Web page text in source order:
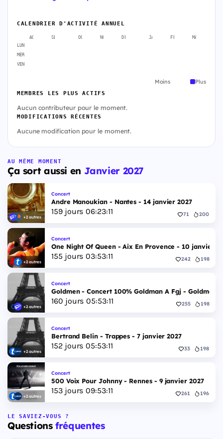
CALENDRIER D'ACTIVITÉ ANNUEL
AOÛT SEPT. OCT. NOV. DÉC. JANV. FÉVR. MARS
LUN
MER
VEN
Moins Plus
MEMBRES LES PLUS ACTIFS
Aucun contributeur pour le moment.
MODIFICATIONS RÉCENTES
Aucune modification pour le moment.
AU MÊME MOMENT
Ça sort aussi en Janvier 2027
+2 autres
Concert
Andre Manoukian - Nantes - 14 janvier 2027
159jours 06:23:11 71 200
+2 autres
Concert
One Night Of Queen - Aix En Provence - 10 janvier
155 jours 03:53:11 242 198
+2 autres
Concert
Goldmen - Concert 100% Goldman A Fgj - Goldmen
160 jours 05:53:11 255 198
+2 autres
Concert
Bertrand Belin - Trappes - 7 janvier 2027
152jours 05:53:11 33 198
+2 autres
Concert
500 Voix Pour Johnny - Rennes - 9 janvier 2027
153jours 09:53:11 261 196
LE SAVIEZ-VOUS ?
Questionsfréquentes